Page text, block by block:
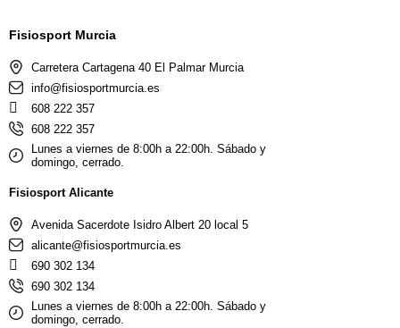
Fisiosport Murcia
Carretera Cartagena 40 El Palmar Murcia
info@fisiosportmurcia.es
608 222 357
608 222 357
Lunes a viernes de 8:00h a 22:00h. Sábado y
domingo, cerrado.
Fisiosport Alicante
Avenida Sacerdote Isidro Albert 20 local 5
alicante@fisiosportmurcia.es
690 302 134
690 302 134
Lunes a viernes de 8:00h a 22:00h. Sábado y
domingo, cerrado.